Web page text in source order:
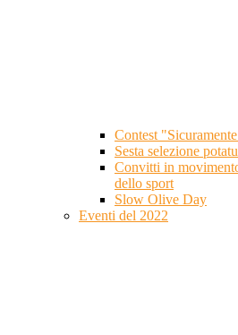
Contest
Sesta selezione
Convitti in
dello sport
Slow Olive Day
Eventi del 2022